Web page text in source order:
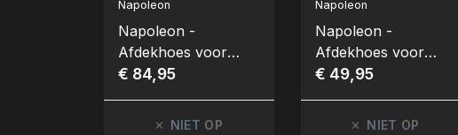
Napoleon
Napoleon -
Afdekhoes voor
Rogue® PRO 30
€ 84,95
NIET OP
Napoleon
Napoleon -
Afdekhoes voor
Apollo® 18'' Smoker
€ 49,95
NIET OP